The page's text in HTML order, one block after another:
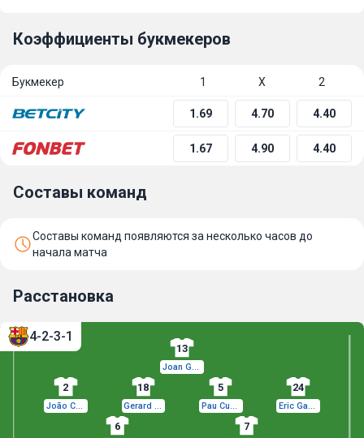
Коэффициенты букмекеров
Букмекер 1 Х 2
1.69 4.70 4.40
1.67 4.90 4.40
Составы команд
Составы команд появляются за несколько часов до
начала матча
Расстановка
13
Joan García
24
Eric García
5
Pau Cubarsí
18
Gerard Martín
2
João Cancelo
7
6
4-2-3-1